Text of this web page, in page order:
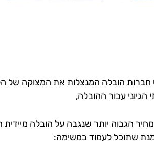
הובלה המנצלות את המצוקה של
הגיוני עבור ההובלה,
הגבוה יותר שנגבה על הובלה מיידית
שתוכל לעמוד במשימה: